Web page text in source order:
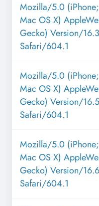
Mozilla/5.0
Mac OS X)
Gecko) Version/
Safari/604.1
Mozilla/5.0
Mac OS X)
Gecko) Version/
Safari/604.1
Mozilla/5.0
Mac OS X)
Gecko) Version/
Safari/604.1